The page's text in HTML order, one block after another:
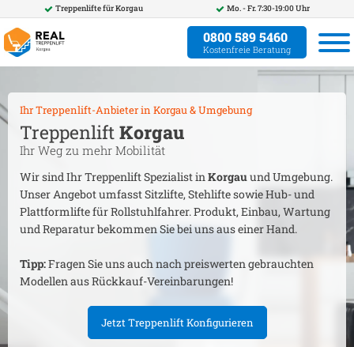
Treppenlifte fürKorgau Mo. - Fr. 7:30-19:00 Uhr
0800 589 5460
Kostenfreie Beratung
Ihr Treppenlift-Anbieter in Korgau& Umgebung
Treppenlift Korgau
Ihr Weg zu mehr Mobilität
Wir sind Ihr Treppenlift Spezialist inKorgauund Umgebung.
Unser Angebot umfasst Sitzlifte, Stehlifte sowie Hub- und
Plattformlifte für Rollstuhlfahrer. Produkt, Einbau, Wartung
und Reparatur bekommen Sie bei uns aus einer Hand.
Tipp:Fragen Sie uns auch nach preiswerten gebrauchten
Modellen aus Rückkauf-Vereinbarungen!
Jetzt Treppenlift Konfigurieren